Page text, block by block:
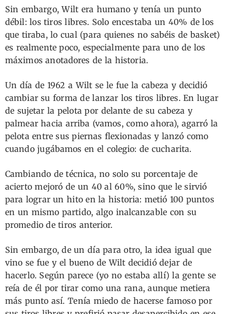
Sin embargo, Wilt era humano y tenía un punto
débil: los tiros libres. Solo encestaba un 40% de los
que tiraba, lo cual (para quienes no sabéis de basket)
es realmente poco, especialmente para uno de los
máximos anotadores de la historia.
Un día de 1962 a Wilt se le fue la cabeza y decidió
cambiar su forma de lanzar los tiros libres. En lugar
de sujetar la pelota por delante de su cabeza y
palmear hacia arriba (vamos, como ahora), agarró la
pelota entre sus piernas flexionadas y lanzó como
cuando jugábamos en el colegio: de cucharita.
Cambiando de técnica, no solo su porcentaje de
acierto mejoró de un 40 al 60%, sino que le sirvió
para lograr un hito en la historia: metió 100 puntos
en un mismo partido, algo inalcanzable con su
promedio de tiros anterior.
Sin embargo, de un día para otro, la idea igual que
vino se fue y el bueno de Wilt decidió dejar de
hacerlo. Según parece (yo no estaba allí) la gente se
reía de él por tirar como una rana, aunque metiera
más punto así. Tenía miedo de hacerse famoso por